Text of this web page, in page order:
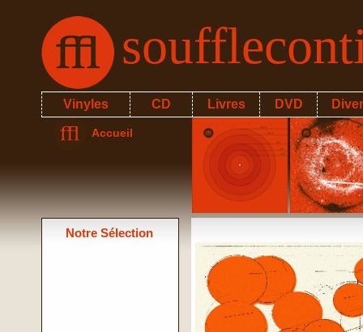
Vinyles CD Livres DVD
Accueil
Notre Sélection